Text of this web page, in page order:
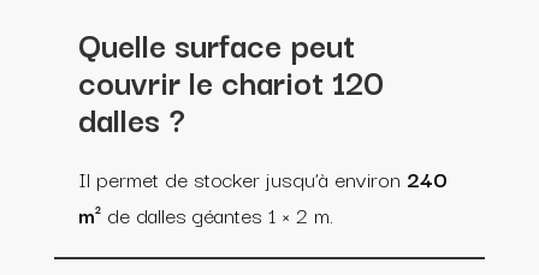
Quelle surface peut
couvrir le chariot 120
dalles ?
Il permet de stocker jusqu’à environ 240
m²de dalles géantes 1 × 2 m.